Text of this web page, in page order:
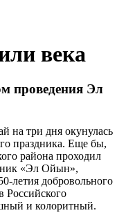
века
проведения Эл
на три дня окунулась
праздника. Еще бы,
района проходил
«Эл Ойын»,
летия добровольного
Российского
и колоритный.